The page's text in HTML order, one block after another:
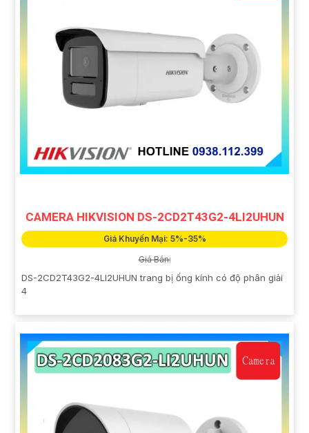
CAMERA HIKVISION DS-2CD2T43G2-4LI2UHUN
Giá Khuyến Mại: 5%-35%
Giá Bán:
DS-2CD2T43G2-4LI2UHUN trang bị ống kính có độ phân giải
4